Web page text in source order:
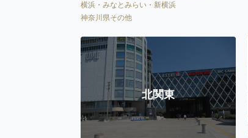
横浜・みなとみらい・新横浜
神奈川県その他
北関東